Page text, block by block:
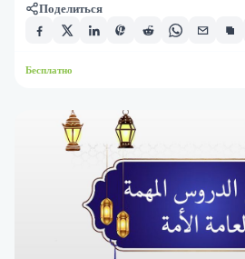
Поделиться
Бесплатно